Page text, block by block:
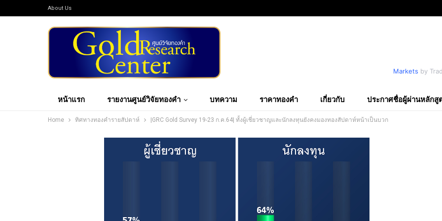
About Us
Markets by
หน้าแรก รายงานศูนย์วิจัยทองคำ บทความ ราคาทองคำ เกี่ยวกับ ประกาศชื่อผู้ผ่านหลักสู
Home ทิศทางทองคำรายสัปดาห์ |GRC Gold Survey 19-23 ก.ค.64| ทั้งผู้เชี่ยวชาญและนักลงทุนยังคงมองทองสัปดาห์หน้าเป็นบวก